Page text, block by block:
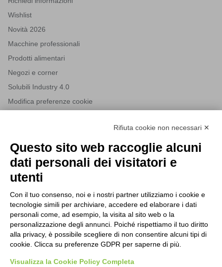
Wishlist
Novità 2026
Macchine professionali
Prodotti alimentari
Negozi e corner
Solubili Industry 4.0
Modifica preferenze cookie
Iscriviti alla nostra newsletter per rimanere sempre aggiornato
sulle novità del mondo HORECA e per ricevere offerte esclusive.
Acconsento al trattamento dei dati personali come specificato
nella nostra privacy policy.
ISCRIVITI ALLA NEWSLETTER
Tutti i nuovi prodotti in anteprima e offerte esclusive.
Rifiuta cookie non necessari ✕
Questo sito web raccoglie alcuni
dati personali dei visitatori e
utenti
Con il tuo consenso, noi e i nostri partner utilizziamo i cookie e
tecnologie simili per archiviare, accedere ed elaborare i dati
personali come, ad esempio, la visita al sito web o la
personalizzazione degli annunci. Poiché rispettiamo il tuo diritto
alla privacy, è possibile scegliere di non consentire alcuni tipi di
cookie. Clicca su preferenze GDPR per saperne di più.
Visualizza la Cookie Policy Completa